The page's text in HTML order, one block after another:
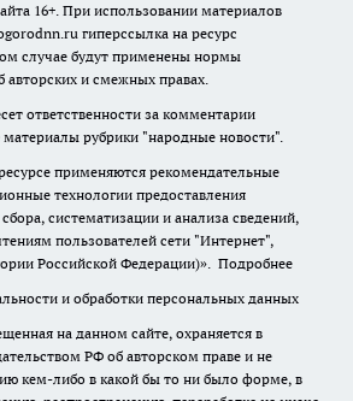
16+. При использовании материалов
гиперссылка на ресурс
случае будут применены нормы
авторских и смежных правах.
ответственности за комментарии
материалы рубрики "народные новости".
применяются рекомендательные
технологии предоставления
систематизации и анализа сведений,
пользователей сети "Интернет",
Российской Федерации)». Подробнее
и обработки персональных данных
на данном сайте, охраняется в
РФ об авторском праве и не
кем-либо в какой бы то ни было форме, в